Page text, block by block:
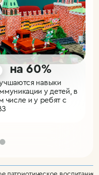
на 60%
навыки
у детей, в
числе и у ребят с